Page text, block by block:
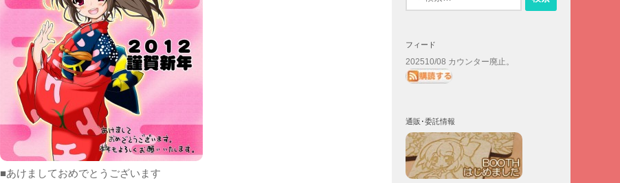
■あけましておめでとうございます
フィード
202510/08 カウンター廃止。
通販･委託情報